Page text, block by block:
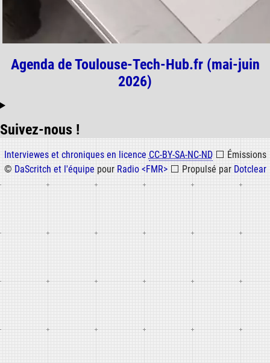
Agenda de Toulouse-Tech-Hub.fr (mai-juin
2026)
Suivez-nous !
Informations
Interviewes et chroniques en licence CC-BY-SA-NC-ND ⬜ Émissions
© DaScritch et l'équipe pour Radio <FMR> ⬜ Propulsé par Dotclear